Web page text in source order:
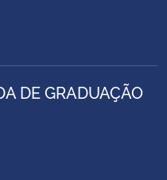
DE GRADUAÇÃO